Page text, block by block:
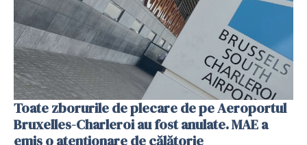
Toate zborurile de plecare de pe Aeroportul
Bruxelles-Charleroi au fost anulate. MAE a
emis o atenționare de călătorie